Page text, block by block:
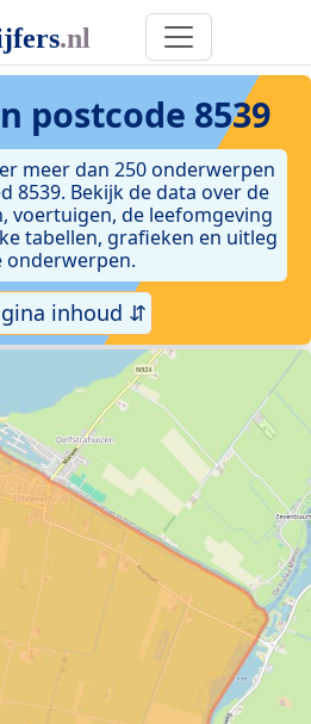
postcode 8539
meer dan 250 onderwerpen
8539. Bekijk de data over de
voertuigen, de leefomgeving
tabellen, grafieken en uitleg
onderwerpen.
inhoud ⇵